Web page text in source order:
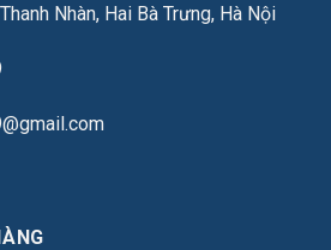
Nhàn, Hai Bà Trưng, Hà Nội